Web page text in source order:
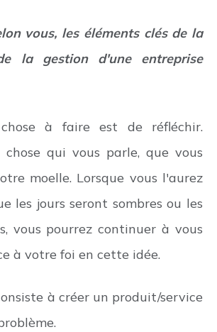
vous, les éléments clés de la
la gestion d'une entreprise
à faire est de réfléchir.
chose qui vous parle, que vous
moelle. Lorsque vous l'aurez
les jours seront sombres ou les
vous pourrez continuer à vous
à votre foi en cette idée.
à créer un produit/service